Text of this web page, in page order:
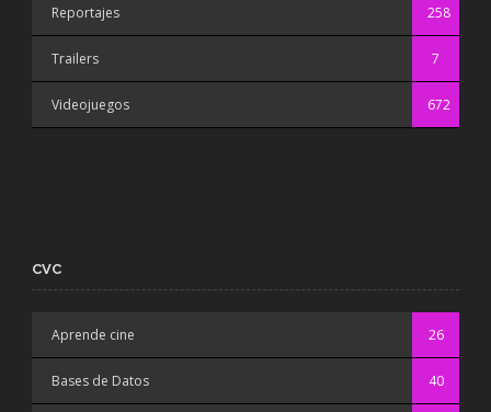
Reportajes 258
Trailers 7
Videojuegos 672
CVC
Aprende cine 26
Bases de Datos 40